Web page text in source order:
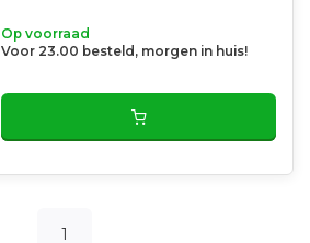
Op voorraad
Voor 23.00 besteld, morgen in huis!
1